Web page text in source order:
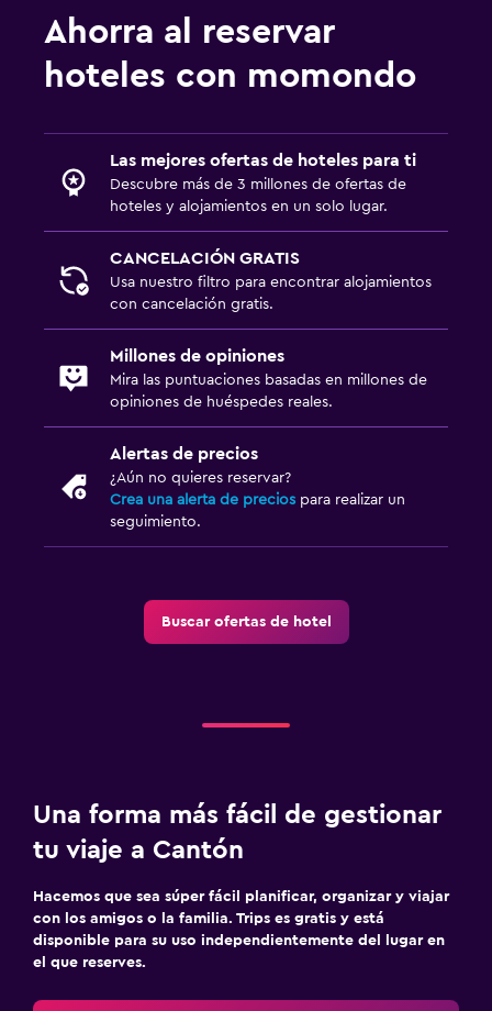
Ahorra al reservar
hoteles con momondo
Las mejores ofertas de hoteles para ti
Descubre más de 3 millones de ofertas de
hoteles y alojamientos en un solo lugar.
CANCELACIÓN GRATIS
Usa nuestro filtro para encontrar alojamientos
con cancelación gratis.
Millones de opiniones
Mira las puntuaciones basadas en millones de
opiniones de huéspedes reales.
Alertas de precios
¿Aún no quieres reservar?
Crea una alerta de precios para realizar un
seguimiento.
Buscar ofertas de hotel
Una forma más fácil de gestionar
tu viaje a Cantón
Hacemos que sea súper fácil planificar, organizar y viajar
con los amigos o la familia. Trips es gratis y está
disponible para su uso independientemente del lugar en
el que reserves.